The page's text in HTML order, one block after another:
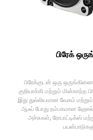
பிரேக்
பிரேக்குடன் ஒரு
குறியாக்கி மற்றும் மின்காந்த
இது துல்லியமான வேகம்
ஆஃப் போது நம்பகமான
அச்சுகள், ரோபாட்டிக்ஸ்